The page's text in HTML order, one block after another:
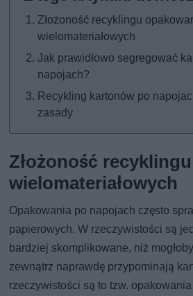
Złożoność recyklingu
wielomateriałowych
Jak prawidłowo segregować
napojach?
Recykling kartonów po
zasady
Złożoność
wielomateriałowych
Opakowania po napojach często
papierowych. W rzeczywistości są
bardziej skomplikowane, niż
zewnątrz naprawdę przypominają
rzeczywistości są to tzw.